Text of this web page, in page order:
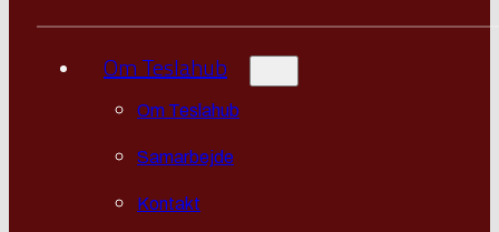
Om Teslahub
Om Teslahub
Samarbejde
Kontakt